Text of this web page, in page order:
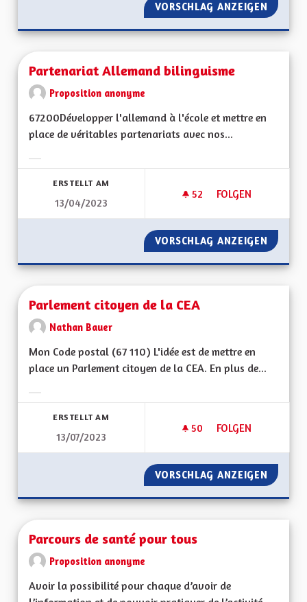
VORSCHLAG ANZEIGEN
Partenariat Allemand bilinguisme
Proposition anonyme
67200Développer l'allemand à l'école et mettre en
place de véritables partenariats avec nos...
ERSTELLT AM
13/04/2023
52 52 FOLLOWER
FOLGEN
PARTENARIAT
VORSCHLAG ANZEIGEN
Parlement citoyen de la CEA
Nathan Bauer
Mon Code postal (67 110) L'idée est de mettre en
place un Parlement citoyen de la CEA. En plus de...
ERSTELLT AM
13/07/2023
50 50 FOLLOWER
FOLGEN
PARLEMENT
VORSCHLAG ANZEIGEN
Parcours de santé pour tous
Proposition anonyme
Avoir la possibilité pour chaque d’avoir de